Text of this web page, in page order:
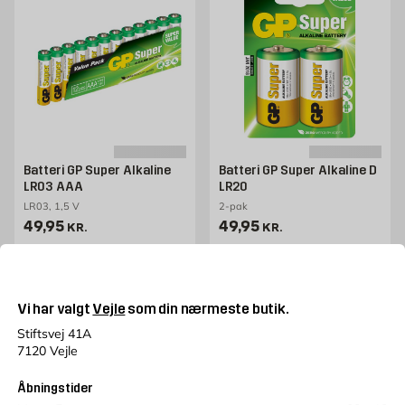
Vi har valgt Vejle som din nærmeste butik.
Stiftsvej 41A
7120 Vejle
Åbningstider
Batteri GP Super Alkaline
LR03 AAA
LR03, 1,5 V
Pris 49.95 kr. /stk
49,95 KR.
Batteri GP Super Alkaline D
LR20
2-pak
Pris 49.95 kr. /stk
49,95 KR.